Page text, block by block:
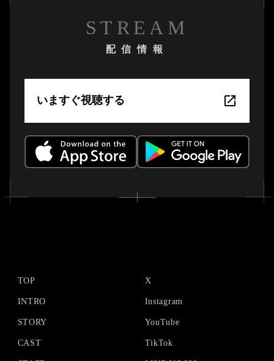
STREAM
配信情報
いますぐ視聴する
TOP
INTRO
STORY
CAST
X
Instagram
YouTube
TikTok